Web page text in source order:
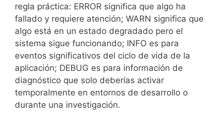
regla práctica: ERROR significa que algo ha
fallado y requiere atención; WARN significa que
algo está en un estado degradado pero el
sistema sigue funcionando; INFO es para
eventos significativos del ciclo de vida de la
aplicación; DEBUG es para información de
diagnóstico que solo deberías activar
temporalmente en entornos de desarrollo o
durante una investigación.